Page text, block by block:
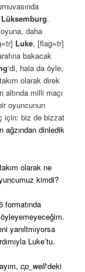
Lüksemburg.
daha
Luke, [flag=tr]
bakacak
‘di, hala da öyle,
olarak direk
altında milli maçı
oyuncunun
için: biz de bizzat
ağzından dinledik
takım olarak ne
kimdi?
formatında
yanıltmıyorsa
Luke’tu.
cp_well‘deki